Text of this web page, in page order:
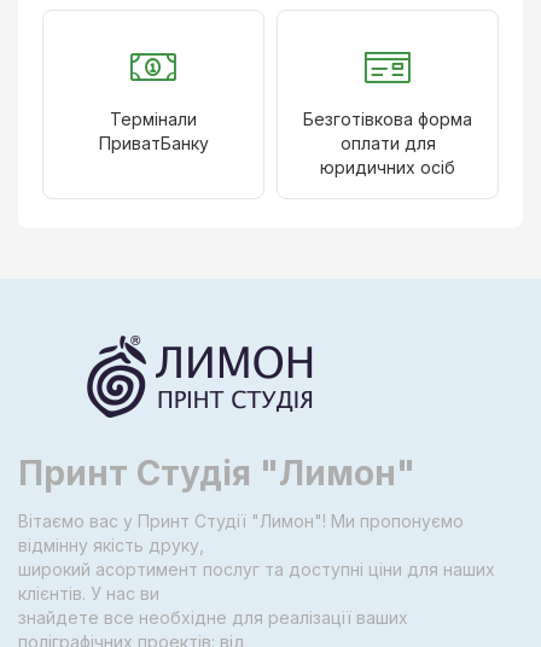
Термінали
ПриватБанку
Безготівкова форма
оплати для
юридичних осіб
Принт Студія "Лимон"
Вітаємо вас у Принт Студії "Лимон"! Ми пропонуємо
відмінну якість друку,
широкий асортимент послуг та доступні ціни для наших
клієнтів. У нас ви
знайдете все необхідне для реалізації ваших
поліграфічних проектів: від